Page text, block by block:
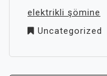
elektrikli şömine
Uncategorized